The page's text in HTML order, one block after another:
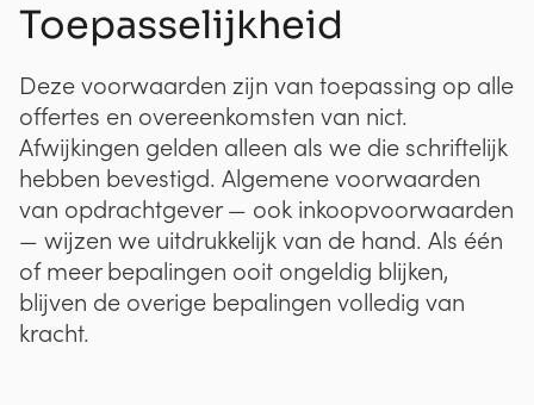
Toepasselijkheid
Deze voorwaarden zijn van toepassing op alle
offertes en overeenkomsten van nict.
Afwijkingen gelden alleen als we die schriftelijk
hebben bevestigd. Algemene voorwaarden
van opdrachtgever — ook inkoopvoorwaarden
— wijzen we uitdrukkelijk van de hand. Als één
of meer bepalingen ooit ongeldig blijken,
blijven de overige bepalingen volledig van
kracht.